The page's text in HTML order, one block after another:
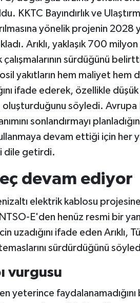
Bayındırlık ve
yönelik projenin 2028
Arıklı, yaklaşık 700
sürdüğünü
yakıtların hem maliyet hem
ifade ederek, özellikle
oluşturduğunu söyledi.
sonlandırmayı
devam ettiği için her
dile getirdi.
devam ediyor
elektrik kablosu
E'den henüz resmi bir
uzadığını ifade eden Arıklı,
sürdürdüğünü
vurgusu
yeterince faydalanamadığını